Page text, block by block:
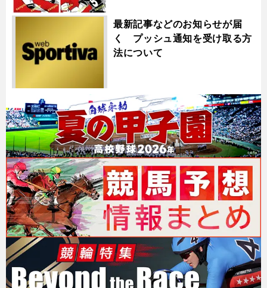
最新記事などのお知らせが届
く プッシュ通知を受け取る方
法について